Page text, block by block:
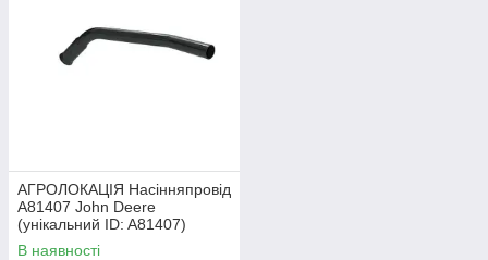
АГРОЛОКАЦІЯ Насінняпровід
A81407 John Deere
(унікальний ID: A81407)
В наявності